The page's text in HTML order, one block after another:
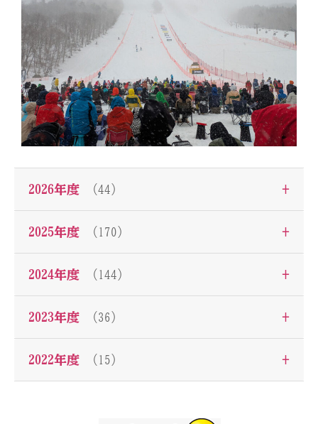
2026年度 （44） +
2025年度 （170） +
2024年度 （144） +
2023年度 （36） +
2022年度 （15） +